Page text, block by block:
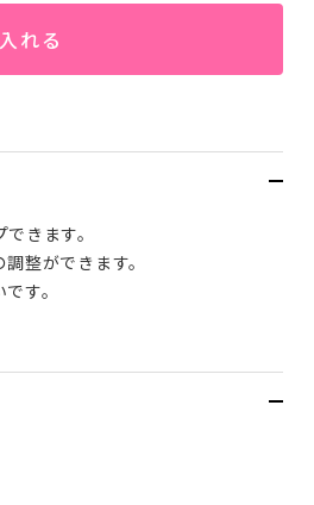
れる
きます。
整ができます。
す。